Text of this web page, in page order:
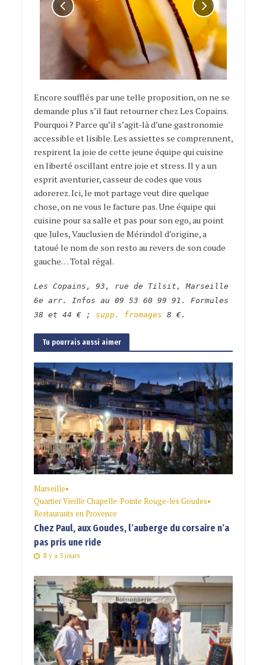
Encore soufflés par une telle proposition, on ne se
demande plus s’il faut retourner chez Les Copains.
Pourquoi ? Parce qu’il s’agit-là d’une gastronomie
accessible et lisible. Les assiettes se comprennent,
respirent la joie de cette jeune équipe qui cuisine
en liberté oscillant entre joie et stress. Il y a un
esprit aventurier, casseur de codes que vous
adorerez. Ici, le mot partage veut dire quelque
chose, on ne vous le facture pas. Une équipe qui
cuisine pour sa salle et pas pour son ego, au point
que Jules, Vauclusien de Mérindol d’origine, a
tatoué le nom de son resto au revers de son coude
gauche… Total régal.
Les Copains, 93, rue de Tilsit, Marseille
6e arr. Infos au 09 53 60 99 91. Formules
38 et 44 € ; supp. fromages 8 €.
Tu pourrais aussi aimer
Marseille•
Quartier Vieille Chapelle-Pointe Rouge-les Goudes•
Restaurants en Provence
Chez Paul, aux Goudes, l’auberge du corsaire n’a
pas pris une ride
Il y a 3 jours